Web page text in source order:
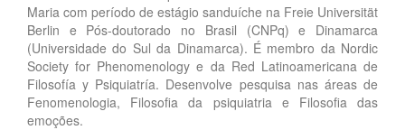
Maria com período de estágio sanduíche na Freie Universität
Berlin e Pós-doutorado no Brasil (CNPq) e Dinamarca
(Universidade do Sul da Dinamarca). É membro da Nordic
Society for Phenomenology e da Red Latinoamericana de
Filosofía y Psiquiatría. Desenvolve pesquisa nas áreas de
Fenomenologia, Filosofia da psiquiatria e Filosofia das
emoções.